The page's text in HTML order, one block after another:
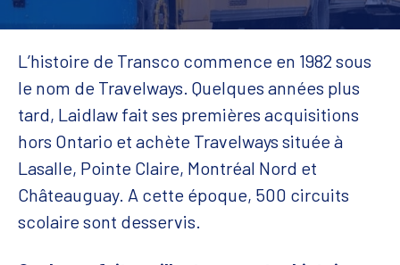
L’histoire de Transco commence en 1982 sous
le nom de Travelways. Quelques années plus
tard, Laidlaw fait ses premières acquisitions
hors Ontario et achète Travelways située à
Lasalle, Pointe Claire, Montréal Nord et
Châteauguay. A cette époque, 500 circuits
scolaire sont desservis.